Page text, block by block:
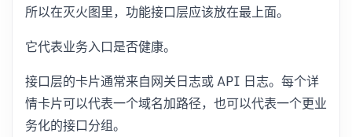
所以在灭火图里，功能接口层应该放在最上面。
它代表业务入口是否健康。
接口层的卡片通常来自网关日志或 API 日志。每个详
情卡片可以代表一个域名加路径，也可以代表一个更业
务化的接口分组。